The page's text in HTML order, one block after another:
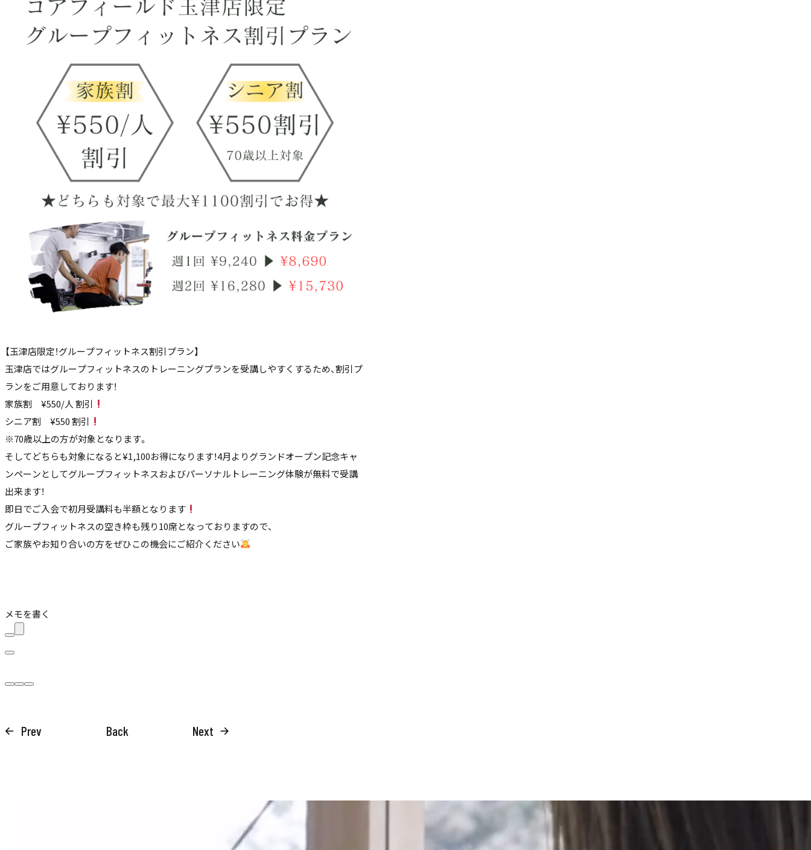
【玉津店限定！グループフィットネス割引プラン】
玉津店ではグループフィットネスのトレーニングプランを受講しやすくするため、割引プ
ランをご用意しております！
家族割 ¥550/人 割引
シニア割 ¥550 割引
※70歳以上の方が対象となります。
そしてどちらも対象になると¥1,100お得になります！4月よりグランドオープン記念キャ
ンペーンとしてグループフィットネスおよびパーソナルトレーニング体験が無料で受講
出来ます！
即日でご入会で初月受講料も半額となります
グループフィットネスの空き枠も残り10席となっておりますので、
ご家族やお知り合いの方をぜひこの機会にご紹介ください
メモを書く
Prev Back Next